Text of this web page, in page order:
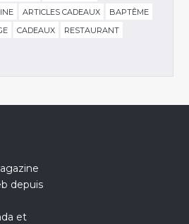
ARTICLES CADEAUX
BAPTÊME
CADEAUX
RESTAURANT
depuis
et